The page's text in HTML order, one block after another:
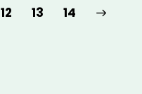
12 13 14
→